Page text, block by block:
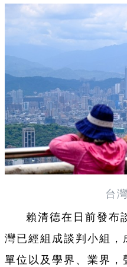
台
賴清德在日前發布
灣已經組成談判小組，
單位以及學界、業界，